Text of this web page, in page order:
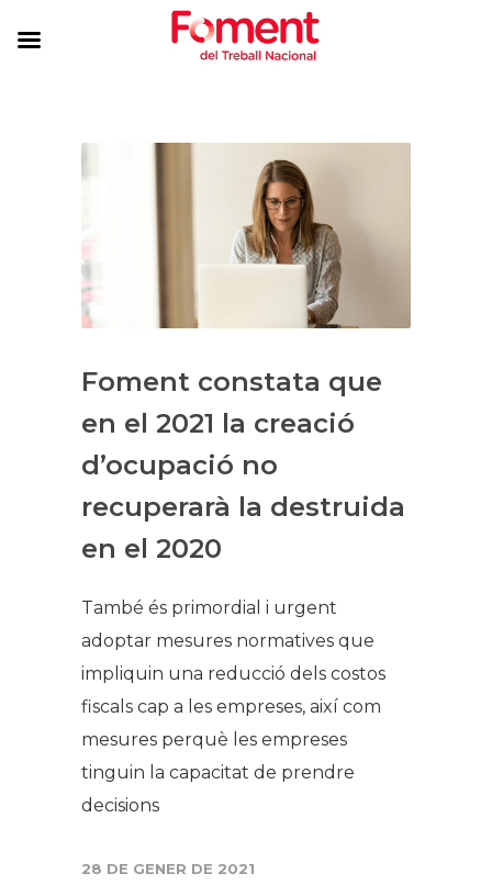
Foment constata que
en el 2021 la creació
d’ocupació no
recuperarà la destruida
en el 2020
També és primordial i urgent
adoptar mesures normatives que
impliquin una reducció dels costos
fiscals cap a les empreses, així com
mesures perquè les empreses
tinguin la capacitat de prendre
decisions
28 DE GENER DE 2021